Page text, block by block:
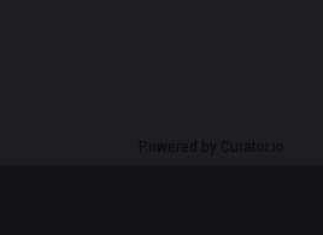
Powered by Curator.io